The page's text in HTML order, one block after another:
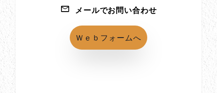
メールでお問い合わせ
Ｗｅｂフォームへ